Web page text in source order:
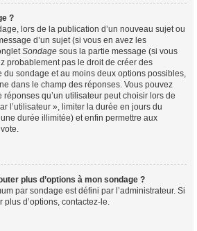
?
lors de la publication d’un nouveau sujet ou
d’un sujet (si vous en avez les
Sondage sous la partie message (si vous
probablement pas le droit de créer des
du sondage et au moins deux options possibles,
dans le champ des réponses. Vous pouvez
qu’un utilisateur peut choisir lors de
l’utilisateur », limiter la durée en jours du
durée illimitée) et enfin permettre aux
plus d’options à mon sondage ?
par sondage est défini par l’administrateur. Si
plus d’options, contactez-le.